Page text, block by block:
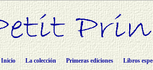
Inicio La colección Primeras ediciones Libros